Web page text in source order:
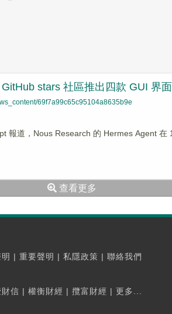
stars 社區推出四款 GUI 界面
69f7a99c65c95104a8635b9e
報道，Nous Research 的 Hermes Agent 在
查看更多
| 重要聲明 | 私隱政策 | 聯絡我們
財信 | 權衡財經 | 攬富財經 | 更多...